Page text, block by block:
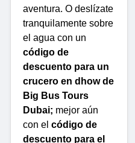
aventura. O deslízate
tranquilamente sobre
el agua con un
código de
descuento para un
crucero en dhow de
Big Bus Tours
Dubai; mejor aún
con el código de
descuento para el